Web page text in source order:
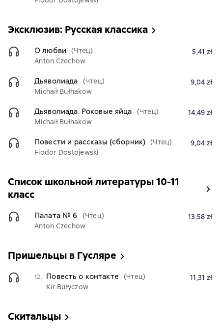
Эксклюзив: Русская классика
О любви
(Чтец)
Anton Czechow
5,41 zł
Дьяволиада
(Чтец)
Michaił Bułhakow
9,04 zł
Дьяволиада. Роковые яйца
(Чтец)
Michaił Bułhakow
14,49 zł
Повести и рассказы (сборник) (Чтец)
Fiodor Dostojewski
9,04 zł
Список школьной литературы 10-11
класс
Палата № 6
(Чтец)
Anton Czechow
13,58 zł
Пришельцы в Гусляре
12. Повесть о контакте
(Чтец)
Kir Bułyczow
11,31 zł
Скитальцы